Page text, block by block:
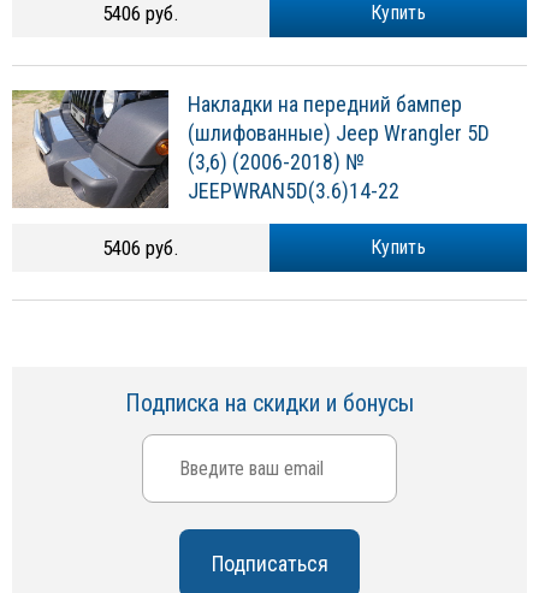
Купить
5406 руб.
Накладки на передний бампер
(шлифованные) Jeep Wrangler 5D
(3,6) (2006-2018) №
JEEPWRAN5D(3.6)14-22
Купить
5406 руб.
Подписка на скидки и бонусы